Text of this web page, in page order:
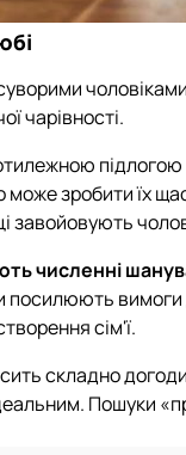
чарівності.
зробити їх
завойовують
численні
вимоги
сім'ї.
складно
Пошуки